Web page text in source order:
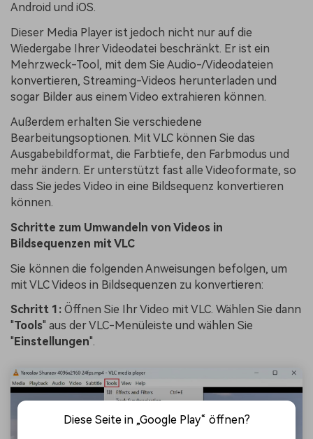
Android und iOS.
Dieser Media Player ist jedoch nicht nur auf die
Wiedergabe Ihrer Videodatei beschränkt. Er ist ein
Mehrzweck-Tool, mit dem Sie Audio-/Videodateien
konvertieren, Streaming-Videos herunterladen und
sogar Bilder aus einem Video extrahieren können.
Außerdem erhalten Sie verschiedene
Bearbeitungsoptionen. Mit VLC können Sie das
Ausgabebildformat, die Farbtiefe, den Farbmodus und
mehr ändern. Er unterstützt fast alle Videoformate, so
dass Sie jedes Video in eine Bildsequenz konvertieren
können.
Schritte zum Umwandeln von Videos in
Bildsequenzen mit VLC
Sie können die folgenden Anweisungen befolgen, um
mit VLC Videos in Bildsequenzen zu konvertieren:
Schritt 1: Öffnen Sie Ihr Video mit VLC. Wählen Sie dann
"Tools" aus der VLC-Menüleiste und wählen Sie
" Einstellungen".
Diese Seite in „Google Play“ öffnen?